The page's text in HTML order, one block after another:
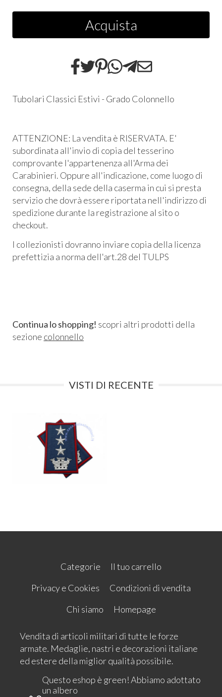
Acquista
Tubolari Classici Estivi - Grado Colonnello
ATTENZIONE: La vendita è RISERVATA. E'
subordinata all'invio di copia del tesserino
comprovante l'appartenenza all'Arma dei
Carabinieri. Oppure all'indicazione, come luogo di
consegna, della sede della caserma in cui si presta
servizio che dovrà essere riportata nell'indirizzo di
spedizione durante la registrazione al sito o
checkout.
I collezionisti dovranno inviare copia della licenza
prefettizia a norma dell'art.28 del TULPS
Continua lo shopping! scopri altri prodotti della
sezione colonnello
VISTI DI RECENTE
Categorie
Il tuo carrello
Privacy e Cookies
Condizioni di vendita
Chi siamo
Homepage
Vendita di articoli militari di tutte le forze
armate. Medaglie, nastri e decorazioni italiane
ed estere della miglior qualità possibile.
Questo eshop è green! Abbiamo adottato
un albero